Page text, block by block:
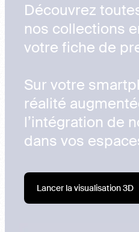
Découvrez
nos collections
votre fiche de
Sur votre
réalité
l’intégration de
dans vos
Lancer la visualisation 3D